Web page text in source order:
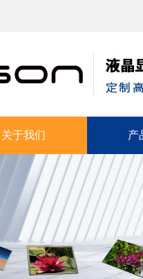
关于我们 产